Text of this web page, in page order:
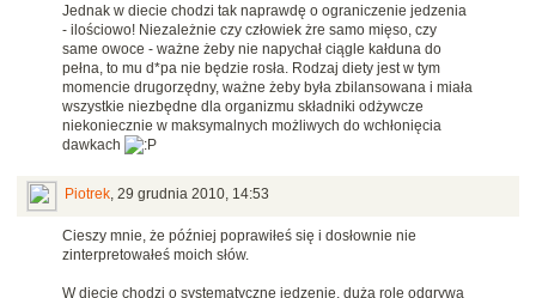
Jednak w diecie chodzi tak naprawdę o ograniczenie jedzenia
- ilościowo! Niezależnie czy człowiek żre samo mięso, czy
same owoce - ważne żeby nie napychał ciągle kałduna do
pełna, to mu d*pa nie będzie rosła. Rodzaj diety jest w tym
momencie drugorzędny, ważne żeby była zbilansowana i miała
wszystkie niezbędne dla organizmu składniki odżywcze
niekoniecznie w maksymalnych możliwych do wchłonięcia
dawkach
Piotrek, 29 grudnia 2010, 14:53
Cieszy mnie, że później poprawiłeś się i dosłownie nie
zinterpretowałeś moich słów.
W diecie chodzi o systematyczne jedzenie, dużą rolę odgrywa